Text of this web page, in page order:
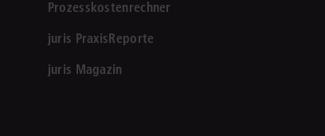
Prozesskostenrechner
juris PraxisReporte
juris Magazin